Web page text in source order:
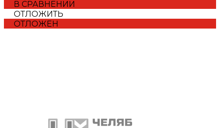
В СРАВНЕНИИ
ОТЛОЖИТЬ
ОТЛОЖЕН